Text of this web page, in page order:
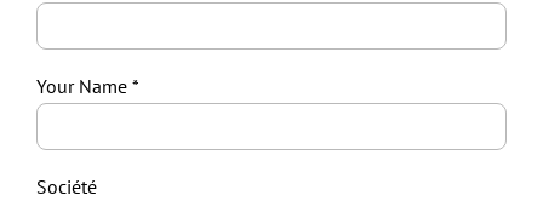
Your Name
Société